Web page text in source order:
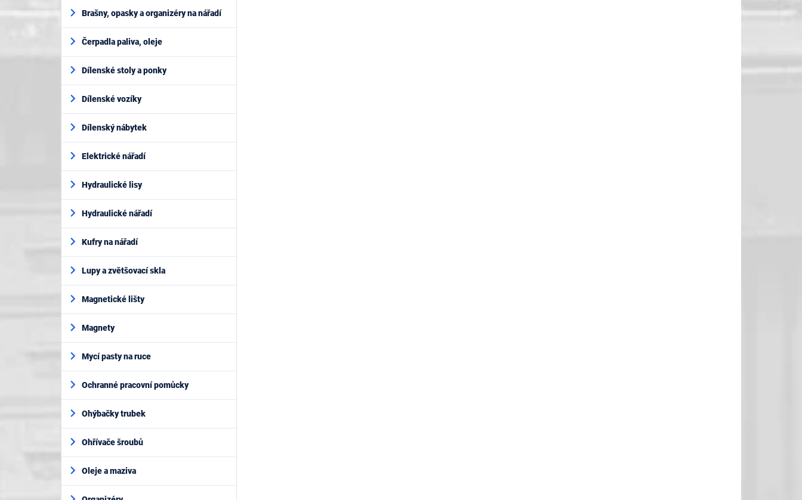
Brašny, opasky a organizéry na nářadí
Čerpadla paliva, oleje
Dílenské stoly a ponky
Dílenské vozíky
Dílenský nábytek
Elektrické nářadí
Hydraulické lisy
Hydraulické nářadí
Kufry na nářadí
Lupy a zvětšovací skla
Magnetické lišty
Magnety
Mycí pasty na ruce
Ochranné pracovní pomůcky
Ohýbačky trubek
Ohřívače šroubů
Oleje a maziva